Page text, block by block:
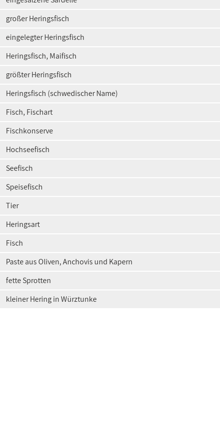
großer Heringsfisch
eingelegter Heringsfisch
Heringsfisch, Maifisch
größter Heringsfisch
Heringsfisch (schwedischer Name)
Fisch, Fischart
Fischkonserve
Hochseefisch
Seefisch
Speisefisch
Tier
Heringsart
Fisch
Paste aus Oliven, Anchovis und Kapern
fette Sprotten
kleiner Hering in Würztunke